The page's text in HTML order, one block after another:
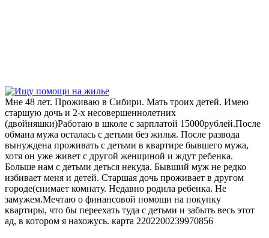
Мне 48 лет. Проживаю в Сибири. Мать троих детей. Имею
старшую дочь и 2-х несовершеннолетних
(двойняшки)Работаю в школе с зарплатой 15000рублей.После
обмана мужа осталась с детьми без жилья. После развода
вынуждена проживать с детьми в квартире бывшего мужа,
хотя он уже живет с другой женщиной и ждут ребенка.
Больше нам с детьми деться некуда. Бывший муж не редко
избивает меня и детей. Старшая дочь проживает в другом
городе(снимает комнату. Недавно родила ребенка. Не
замужем.Мечтаю о финансовой помощи на покупку
квартиры, что бы переехать туда с детьми и забыть весь этот
ад, в котором я нахожусь. карта 2202200239970856